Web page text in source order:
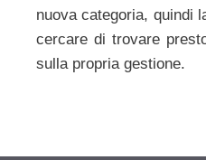
nuova categoria, quindi
cercare di trovare
sulla propria gestione.